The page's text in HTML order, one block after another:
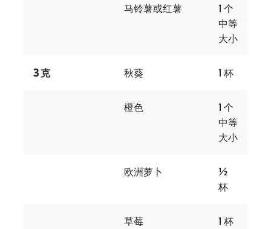
马铃薯或红薯
1 个
中等
大小
3 克 秋葵 1 杯
橙色
1 个
中等
大小
欧洲萝卜
½
杯
草莓 1 杯